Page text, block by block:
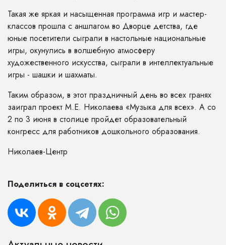
Такая же яркая и насыщенная программа игр и мастер-
классов прошла с аншлагом во Дворце детства, где
юные посетители сыграли в настольные национальные
игры, окунулись в волшебную атмосферу
художественного искусства, сыграли в интеллектуальные
игры - шашки и шахматы.
Таким образом, в этот праздничный день во всех гранях
заиграл проект М.Е. Николаева «Музыка для всех». А со
2 по 3 июня в столице пройдет образовательный
конгресс для работников дошкольного образования.
Николаев-Центр
Поделиться в соцсетях: